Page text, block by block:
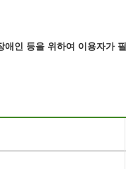
인 등을 위하여 이용자가